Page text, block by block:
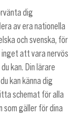
dig
av era nationella
och svenska, för
inget att vara nervös
kan. Din lärare
kan känna dig
schemat för alla
som gäller för dina